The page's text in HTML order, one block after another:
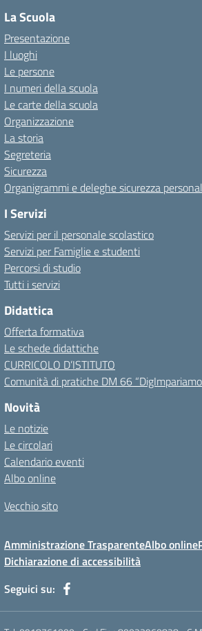
La Scuola
Presentazione
I luoghi
Le persone
I numeri della scuola
Le carte della scuola
Organizzazione
La storia
Segreteria
Sicurezza
Organigrammi e deleghe sicurezza
I Servizi
Servizi per il personale scolastico
Servizi per Famiglie e studenti
Percorsi di studio
Tutti i servizi
Didattica
Offerta formativa
Le schede didattiche
CURRICOLO D’ISTITUTO
Comunità di pratiche DM 66
Novità
Le notizie
Le circolari
Calendario eventi
Albo online
Vecchio sito
Amministrazione TrasparenteAlbo online
Dichiarazione di accessibilità
Seguici su: